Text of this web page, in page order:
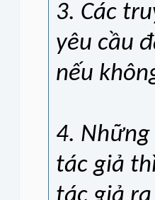
3. Các
yêu cầu
nếu
4.
tác giả